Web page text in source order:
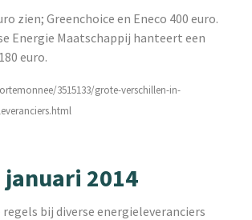
zien; Greenchoice en Eneco 400 euro.
Energie Maatschappij hanteert een
euro.
3515133/grote-verschillen-in-
januari 2014
regels bij diverse energieleveranciers